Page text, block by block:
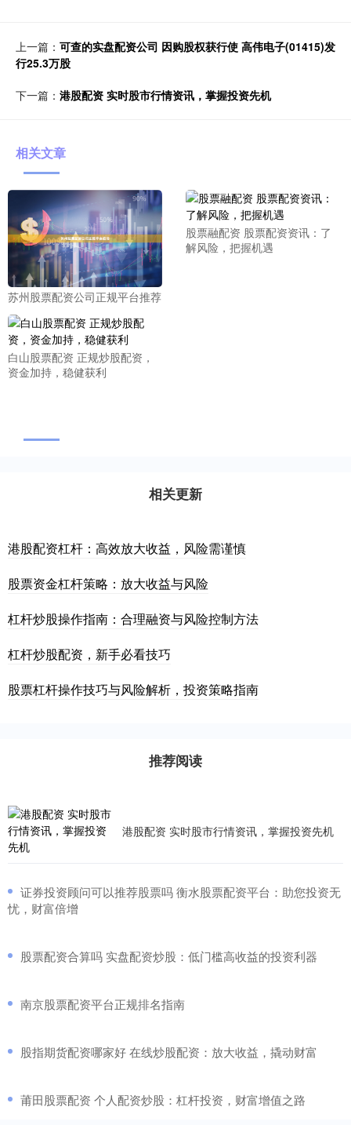
上一篇： 可查的实盘配资公司 因购股权获行使 高伟电子(01415)发
行25.3万股
下一篇： 港股配资 实时股市行情资讯，掌握投资先机
相关文章
苏州股票配资公司正规平台推荐
股票融配资 股票配资资讯：了
解风险，把握机遇
白山股票配资 正规炒股配资，
资金加持，稳健获利
相关更新
港股配资杠杆：高效放大收益，风险需谨慎
股票资金杠杆策略：放大收益与风险
杠杆炒股操作指南：合理融资与风险控制方法
杠杆炒股配资，新手必看技巧
股票杠杆操作技巧与风险解析，投资策略指南
推荐阅读
港股配资 实时股市行情资讯，掌握投资先机
​证券投资顾问可以推荐股票吗 衡水股票配资平台：助您投资无
忧，财富倍增
​股票配资合算吗 实盘配资炒股：低门槛高收益的投资利器
​南京股票配资平台正规排名指南
​股指期货配资哪家好 在线炒股配资：放大收益，撬动财富
​莆田股票配资 个人配资炒股：杠杆投资，财富增值之路